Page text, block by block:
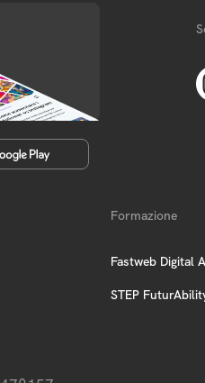
Formazione
Fastweb Digital
STEP